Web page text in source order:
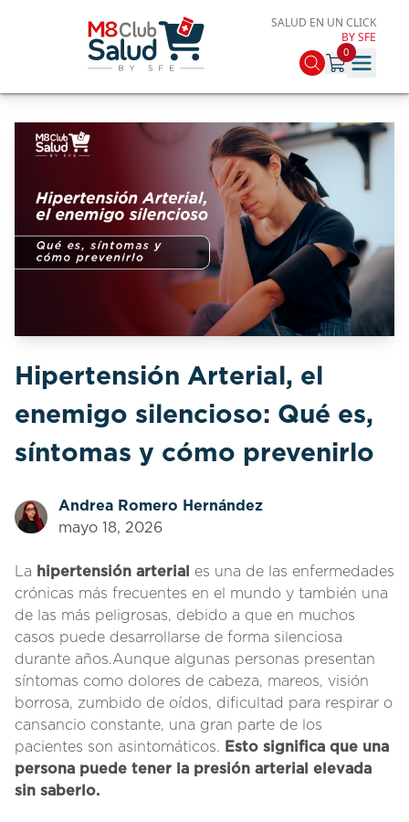
SALUD EN UN CLICK
BY SFE
0
Hipertensión Arterial, el
enemigo silencioso: Qué es,
síntomas y cómo prevenirlo
Andrea Romero Hernández
mayo 18, 2026
La hipertensión arterial
es una de las enfermedades
crónicas más frecuentes en el mundo y también una
de las más peligrosas, debido a que en muchos
casos puede desarrollarse de forma silenciosa
durante años.Aunque algunas personas presentan
síntomas como dolores de cabeza, mareos, visión
borrosa, zumbido de oídos, dificultad para respirar o
cansancio constante, una gran parte de los
pacientes son asintomáticos.
Esto significa que una
persona puede tener la presión arterial elevada
sin saberlo.